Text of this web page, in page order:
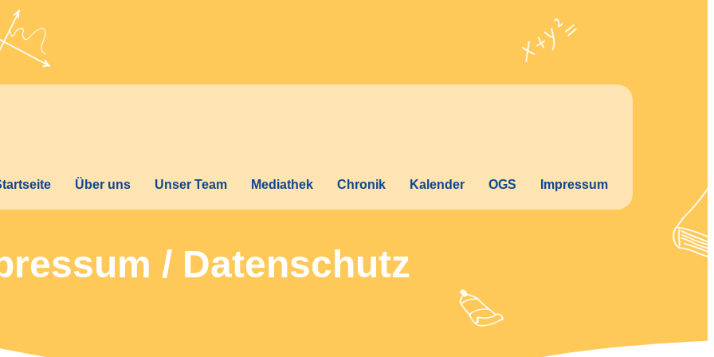
Über uns Unser Team Mediathek Chronik Kalender OGS Impressum
/ Datenschutz